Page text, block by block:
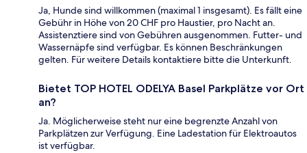
Ja, Hunde sind willkommen (maximal 1 insgesamt). Es fällt eine
Gebühr in Höhe von 20 CHF pro Haustier, pro Nacht an.
Assistenztiere sind von Gebühren ausgenommen. Futter- und
Wassernäpfe sind verfügbar. Es können Beschränkungen
gelten. Für weitere Details kontaktiere bitte die Unterkunft.
Bietet TOP HOTEL ODELYA Basel Parkplätze vor Ort
an?
Ja. Möglicherweise steht nur eine begrenzte Anzahl von
Parkplätzen zur Verfügung. Eine Ladestation für Elektroautos
ist verfügbar.